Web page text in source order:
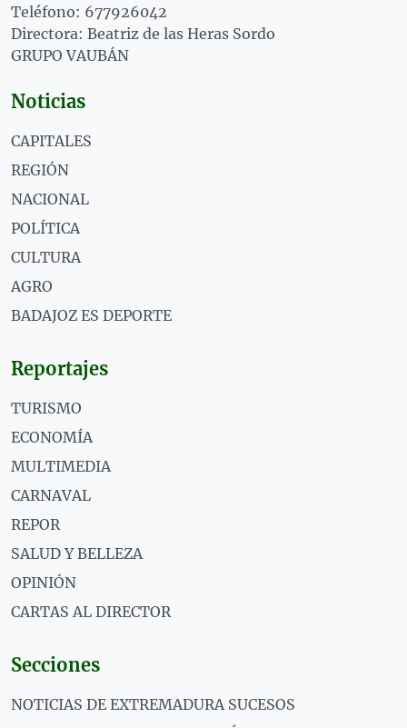
Teléfono: 677926042
Directora: Beatriz de las Heras Sordo
GRUPO VAUBÁN
Noticias
CAPITALES
REGIÓN
NACIONAL
POLÍTICA
CULTURA
AGRO
BADAJOZ ES DEPORTE
Reportajes
TURISMO
ECONOMÍA
MULTIMEDIA
CARNAVAL
REPOR
SALUD Y BELLEZA
OPINIÓN
CARTAS AL DIRECTOR
Secciones
NOTICIAS DE EXTREMADURA SUCESOS